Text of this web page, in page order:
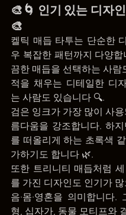
🎨🌀 인기 있는 디자인
🎨
켈틱 매듭 타투는 단순한
우 복잡한 패턴까지 다양
끔한 매듭을 선택하는 사람
적을 채우는 디테일한 디
는 사람도 있습니다 🔍.
검은 잉크가 가장 많이 사
름다움을 강조합니다. 하
를 떠올리게 하는 초록색
가하기도 합니다 🌿.
또한 트리니티 매듭처럼
를 가진 디자인도 인기가
음·몸·영혼을 의미합니다.
형, 십자가, 동물 모티프와